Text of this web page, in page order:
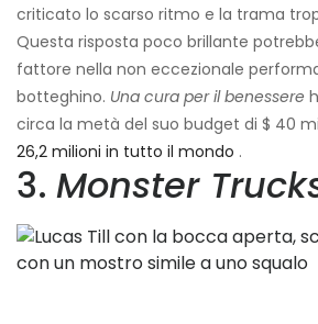
criticato lo scarso ritmo e la trama
Questa risposta poco brillante
fattore nella non eccezionale
botteghino. Una cura per il benessere
circa la metà del suo budget di $ 40
26,2 milioni in tutto il mondo .
3. Monster